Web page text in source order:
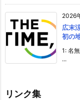
2026
広末
初の
1: 名
...
リンク集